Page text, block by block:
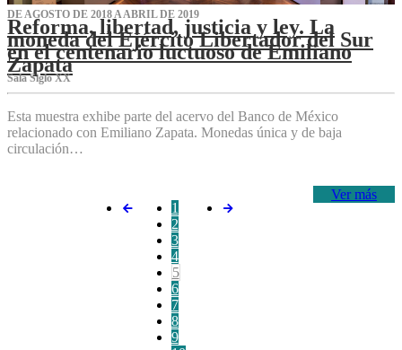
DE AGOSTO DE 2018 A ABRIL DE 2019
Reforma, libertad, justicia y ley. La
moneda del Ejército Libertador del Sur
en el centenario luctuoso de Emiliano
Zapata
Sala Siglo XX
Esta muestra exhibe parte del acervo del Banco de México
relacionado con Emiliano Zapata. Monedas única y de baja
circulación…
Ver más
1
2
3
4
5
6
7
8
9